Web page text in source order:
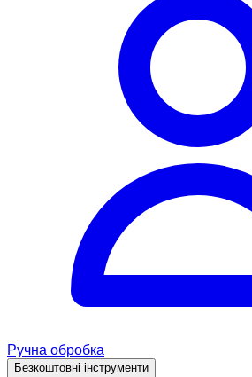
Ручна обробка
Безкоштовні інструменти